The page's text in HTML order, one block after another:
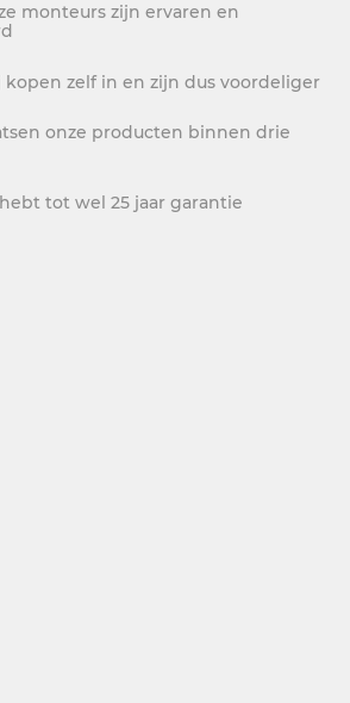
monteurs zijn ervaren en
kopen zelf in en zijn dus voordeliger
onze producten binnen drie
tot wel 25 jaar garantie